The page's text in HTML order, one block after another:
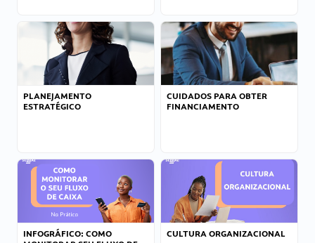
PLANEJAMENTO
ESTRATÉGICO
CUIDADOS PARA OBTER
FINANCIAMENTO
INFOGRÁFICO: COMO
CULTURA ORGANIZACIONAL